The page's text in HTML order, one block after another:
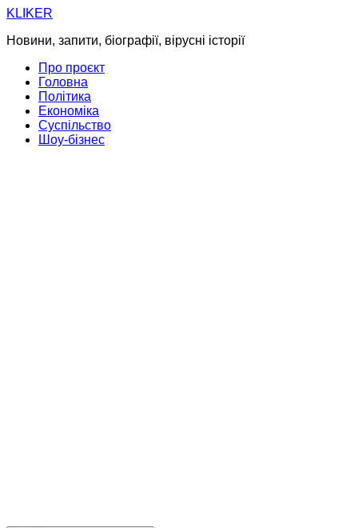
Skip
content
KLIKER
Новини, запити, біографії, вірусні історії
Про проєкт
Головна
Політика
Економіка
Суспільство
Шоу-бізнес